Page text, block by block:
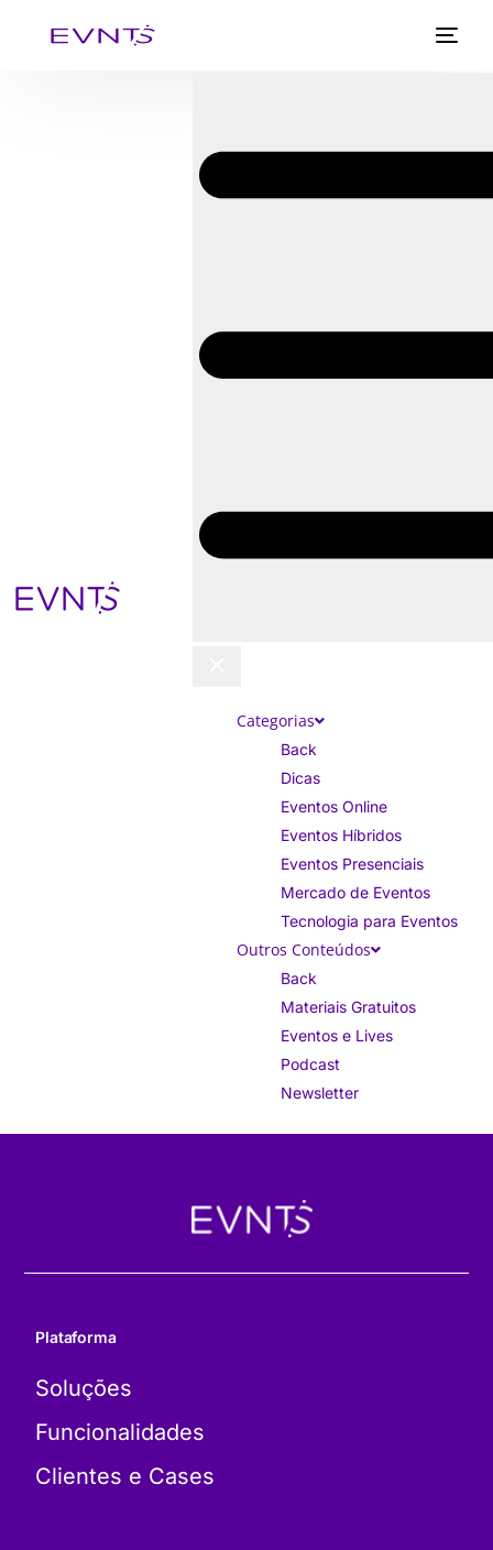
Categorias
Back
Dicas
Eventos Online
Eventos Híbridos
Eventos Presenciais
Mercado de Eventos
Tecnologia para Eventos
Outros Conteúdos
Back
Materiais Gratuitos
Eventos e Lives
Podcast
Newsletter
Plataforma
Soluções
Funcionalidades
Clientes e Cases